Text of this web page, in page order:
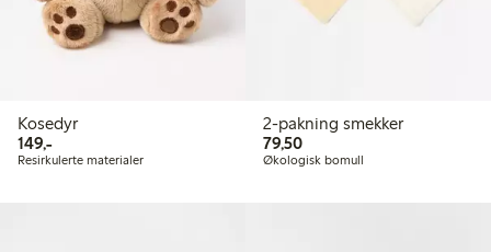
Kosedyr
149,-149,00 kr
Resirkulerte materialer
2-pakning smekker
79,5079,50 kr
Økologisk bomull